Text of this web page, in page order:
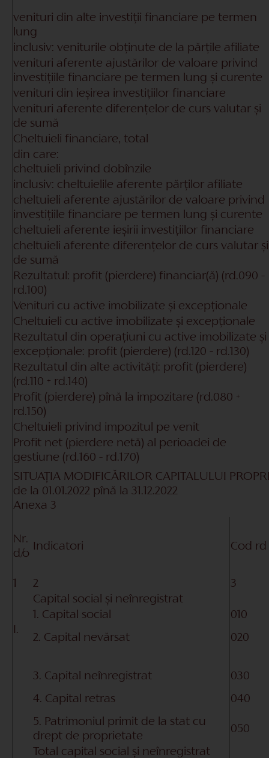
venituri din alte investiții financiare pe termen
lung
inclusiv: veniturile obținute de la părțile afiliate
venituri aferente ajustărilor de valoare privind
investițiile financiare pe termen lung și curente
venituri din ieșirea investițiilor financiare
venituri aferente diferențelor de curs valutar și
de sumă
Cheltuieli financiare, total
din care:
cheltuieli privind dobînzile
inclusiv: cheltuielile aferente părților afiliate
cheltuieli aferente ajustărilor de valoare privind
investițiile financiare pe termen lung și curente
cheltuieli aferente ieșirii investițiilor financiare
cheltuieli aferente diferențelor de curs valutar și
de sumă
Rezultatul: profit (pierdere) financiar(ă) (rd.090 -
rd.100)
Venituri cu active imobilizate și excepționale
Cheltuieli cu active imobilizate și excepționale
Rezultatul din operațiuni cu active imobilizate și
excepționale: profit (pierdere) (rd.120 - rd.130)
Rezultatul din alte activități: profit (pierdere)
(rd.110 + rd.140)
Profit (pierdere) pînă la impozitare (rd.080 +
rd.150)
Cheltuieli privind impozitul pe venit
Profit net (pierdere netă) al perioadei de
gestiune (rd.160 - rd.170)
SITUAŢIA MODIFICĂRILOR CAPITALULUI
de la 01.01.2022 pînă la 31.12.2022
Anexa 3
Nr.
d/o
Indicatori Cod rd
2 3
I.
Capital social și neînregistrat
1. Capital social
010
2. Capital nevărsat 020
3. Capital neînregistrat 030
4. Capital retras 040
5. Patrimoniul primit de la stat cu
drept de proprietate
050
Total capital social și neînregistrat